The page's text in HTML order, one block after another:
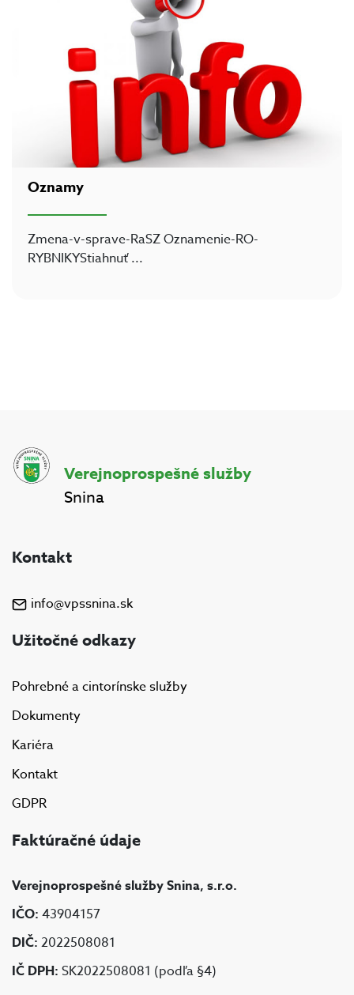
Oznamy
Zmena-v-sprave-RaSZ Oznamenie-RO-
RYBNIKYStiahnuť...
Verejnoprospešné služby
Snina
Kontakt
info@vpssnina.sk
Užitočné odkazy
Pohrebné a cintorínske služby
Dokumenty
Kariéra
Kontakt
GDPR
Faktúračné údaje
Verejnoprospešné služby Snina, s.r.o.
IČO: 43904157
DIČ: 2022508081
IČ DPH: SK2022508081 (podľa §4)